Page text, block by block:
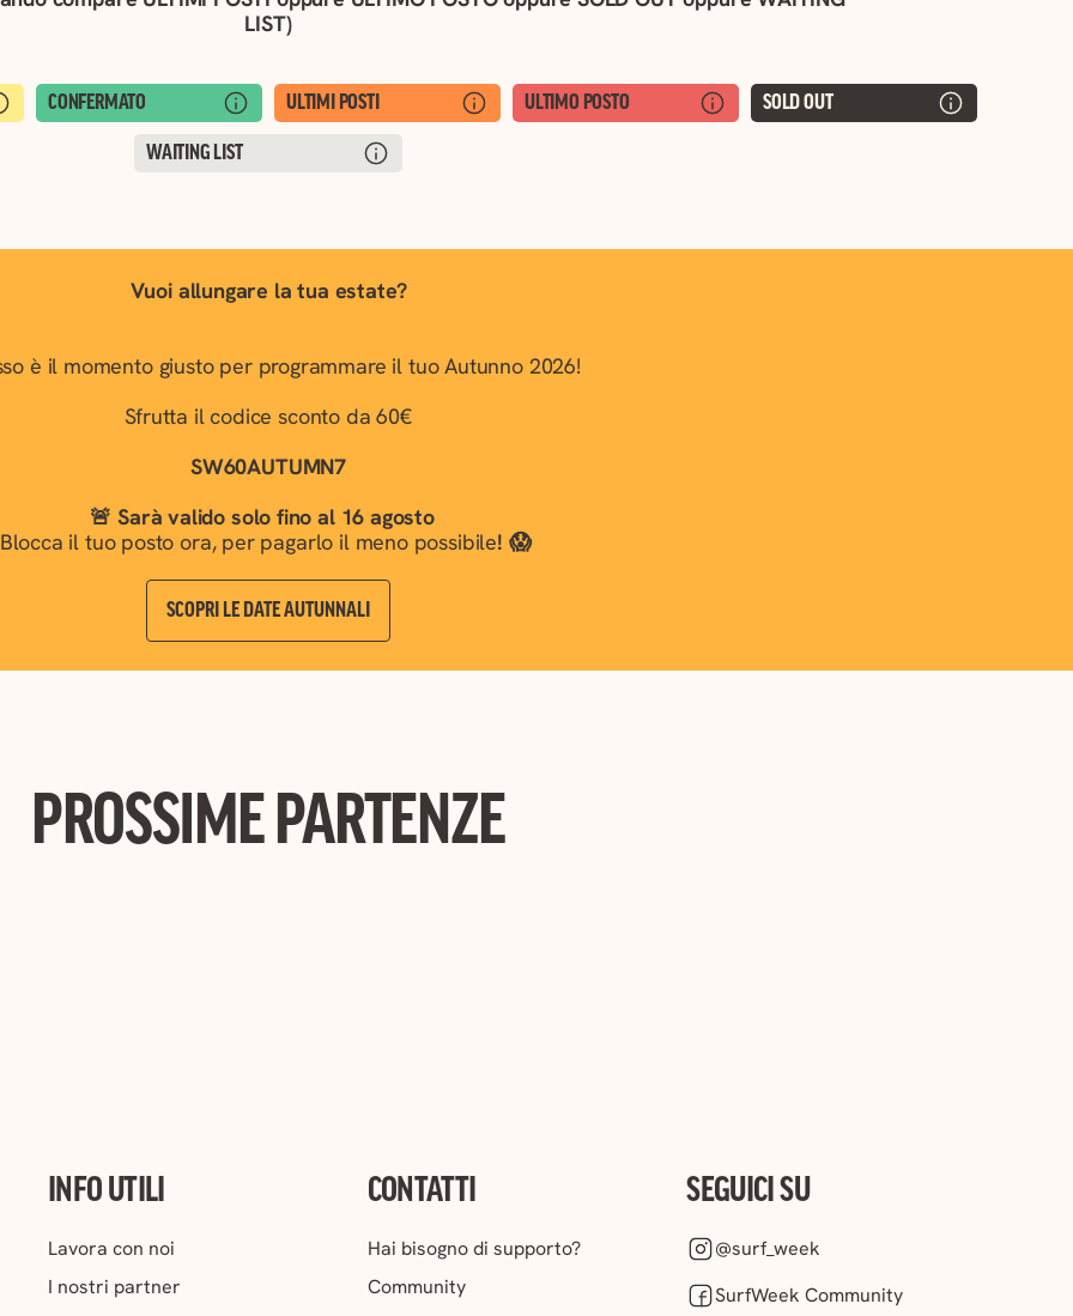
LIST)
CONFERMATO ULTIMI POSTI ULTIMO POSTO SOLD OUT
WAITING LIST
Vuoi allungare la tua estate?
è il momento giusto per programmare il tuo Autunno 2026!
Sfrutta il codice sconto da 60€
SW60AUTUMN7
🚨 Sarà valido solo fino al 16 agosto
Blocca il tuo posto ora, per pagarlo il meno possibile! 😱
SCOPRI LE DATE AUTUNNALI
PROSSIME PARTENZE
INFO UTILI
Lavora con noi
I nostri partner
CONTATTI
Hai bisogno di supporto?
Community
SEGUICI SU
@surf_week
SurfWeek Community